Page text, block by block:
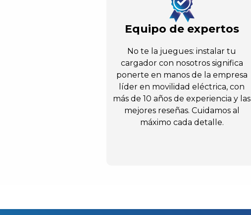
Equipo de expertos
No te la juegues: instalar tu
cargador con nosotros significa
ponerte en manos de la empresa
líder en movilidad eléctrica, con
más de 10 años de experiencia y las
mejores reseñas. Cuidamos al
máximo cada detalle.